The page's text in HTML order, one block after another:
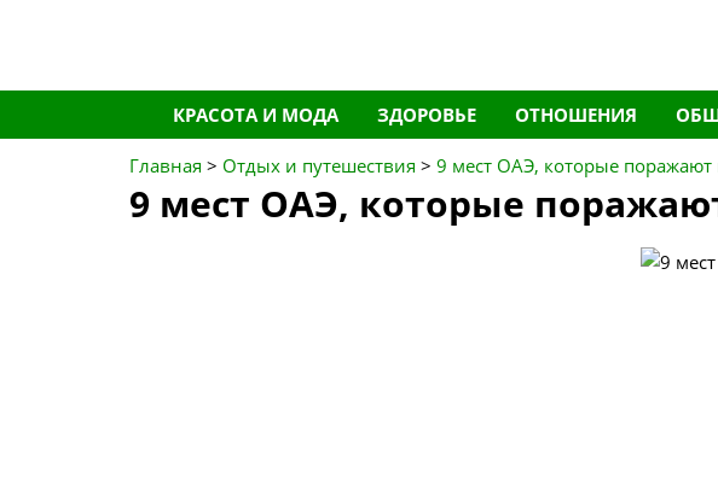
Перейти
к
содержимому
КРАСОТА И МОДА ЗДОРОВЬЕ ОТНОШЕНИЯ
Главная > Отдых и путешествия > 9 мест ОАЭ, которые поражают
9 мест ОАЭ, которые